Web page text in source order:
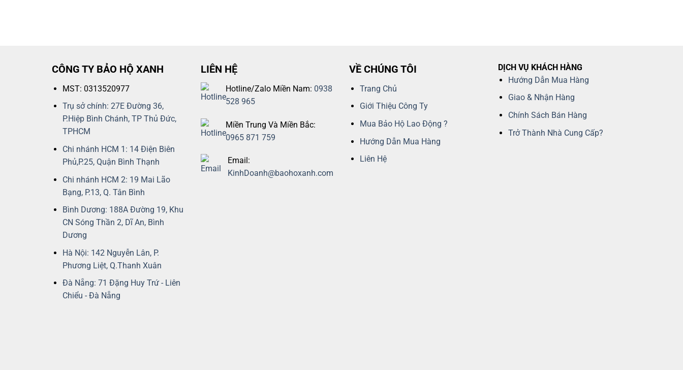
CÔNG TY BẢO HỘ XANH
MST: 0313520977
Trụ sở chính: 27E Đường 36,
P.Hiệp Bình Chánh, TP Thủ Đức,
TPHCM
Chi nhánh HCM 1: 14 Điện Biên
Phủ,P.25, Quận Bình Thạnh
Chi nhánh HCM 2: 19 Mai Lão
Bạng, P.13, Q. Tân Bình
Bình Dương: 188A Đường 19, Khu
CN Sóng Thần 2, Dĩ An, Bình
Dương
Hà Nội: 142 Nguyễn Lân, P.
Phương Liệt, Q.Thanh Xuân
Đà Nẵng: 71 Đặng Huy Trứ - Liên
Chiểu - Đà Nẵng
LIÊN HỆ
Hotline/Zalo Miền Nam: 0938
528 965
Miền Trung Và Miền Bắc:
0965 871 759
Email:
KinhDoanh@baohoxanh.com
VỀ CHÚNG TÔI
Trang Chủ
Giới Thiệu Công Ty
Mua Bảo Hộ Lao Động ?
Hướng Dẫn Mua Hàng
Liên Hệ
DỊCH VỤ KHÁCH HÀNG
Hướng Dẫn Mua Hàng
Giao & Nhận Hàng
Chính Sách Bán Hàng
Trở Thành Nhà Cung Cấp?